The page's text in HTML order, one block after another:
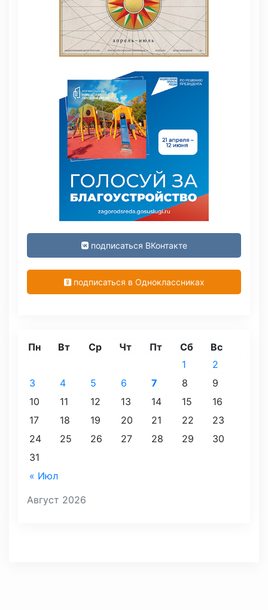
подписаться ВКонтакте
подписаться в Одноклассниках
Август 2026
Пн Вт Ср Чт Пт Сб Вс
« Июл
1
2
3
4 5 6 7 8
9
10
11 12 13 14 15
16
17
18 19 20 21 22
23
24
25 26 27 28 29
30
31